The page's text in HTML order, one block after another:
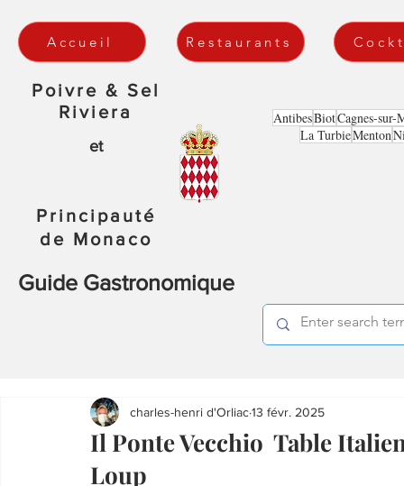
Accueil Restaurants
Poivre & Sel
Riviera
et
Principauté
de Monaco
Guide Gastronomique
AntibesBiotCagnes-sur-
La TurbieMenton
Il Ponte Vecchio Table
Loup
charles-henri d'Orliac13 févr. 2025